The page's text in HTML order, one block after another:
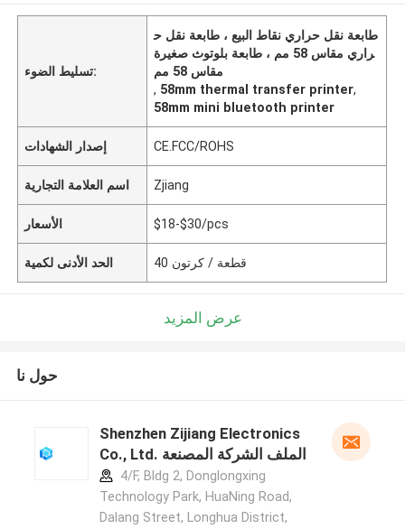
تسليط الضوء:
طابعة نقل حراري نقاط البيع ، طابعة نقل ح
راري مقاس 58 مم ، طابعة بلوتوث صغيرة
مقاس 58 مم
, 58mm thermal transfer printer,
58mm mini bluetooth printer
إصدار الشهادات CE.FCC/ROHS
اسم العلامة التجارية Zjiang
الأسعار $18-$30/pcs
الحد الأدنى لكمية 40 قطعة / كرتون
عرض المزيد
حول نا
Shenzhen Zijiang Electronics
Co., Ltd. الملف الشركة المصنعة
4/F, Bldg 2, Donglongxing
Technology Park, HuaNing Road,
Dalang Street, Longhua District,